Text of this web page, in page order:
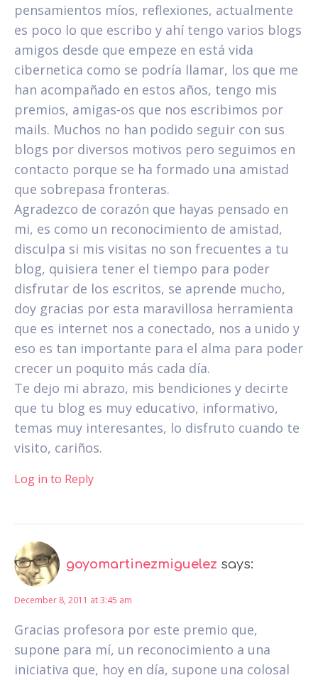
pensamientos míos, reflexiones, actualmente
es poco lo que escribo y ahí tengo varios blogs
amigos desde que empeze en está vida
cibernetica como se podría llamar, los que me
han acompañado en estos años, tengo mis
premios, amigas-os que nos escribimos por
mails. Muchos no han podido seguir con sus
blogs por diversos motivos pero seguimos en
contacto porque se ha formado una amistad
que sobrepasa fronteras.
Agradezco de corazón que hayas pensado en
mi, es como un reconocimiento de amistad,
disculpa si mis visitas no son frecuentes a tu
blog, quisiera tener el tiempo para poder
disfrutar de los escritos, se aprende mucho,
doy gracias por esta maravillosa herramienta
que es internet nos a conectado, nos a unido y
eso es tan importante para el alma para poder
crecer un poquito más cada día.
Te dejo mi abrazo, mis bendiciones y decirte
que tu blog es muy educativo, informativo,
temas muy interesantes, lo disfruto cuando te
visito, cariños.
Log in to Reply
goyomartinezmiguelez says:
December 8, 2011 at 3:45 am
Gracias profesora por este premio que,
supone para mí, un reconocimiento a una
iniciativa que, hoy en día, supone una colosal